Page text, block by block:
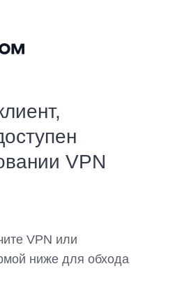
VPN
VPN или
ниже для обхода